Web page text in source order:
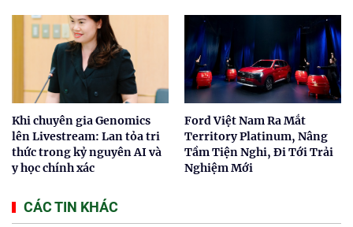
Khi chuyên gia Genomics
lên Livestream: Lan tỏa tri
thức trong kỷ nguyên AI và
y học chính xác
Ford Việt Nam Ra Mắt
Territory Platinum, Nâng
Tầm Tiện Nghi, Đi Tới Trải
Nghiệm Mới
CÁC TIN KHÁC